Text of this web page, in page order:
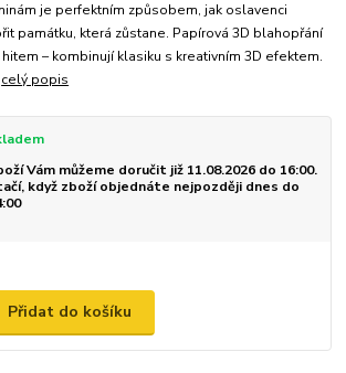
je perfektním způsobem, jak oslavenci
památku, která zůstane. Papírová 3D blahopřání
– kombinují klasiku s kreativním 3D efektem.
celý popis
Vám můžeme doručit již 11.08.2026 do 16:00.
když zboží objednáte nejpozději dnes do
Přidat do košíku